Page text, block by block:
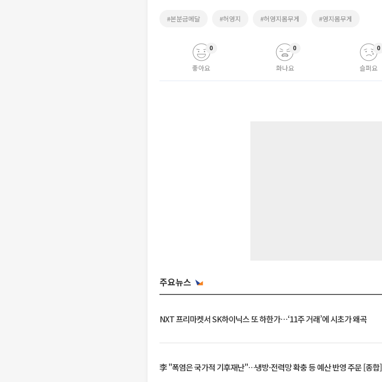
#본분금메달 #허영지 #허영지몸무게 #영지몸무게
좋아요
0
화나요
0
슬퍼요
0
주요뉴스
NXT 프리마켓서 SK하이닉스 또 하한가⋯‘11주 거래’에 시초가 왜곡
李 "폭염은 국가적 기후재난"…냉방·전력망 확충 등 예산 반영 주문 [종합]